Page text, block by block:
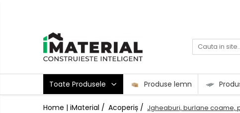
Toate Produsele
Toate Produsele Produse lemn
Home | iMaterial / Acoperiș / Jgheaburi, burlane coame,